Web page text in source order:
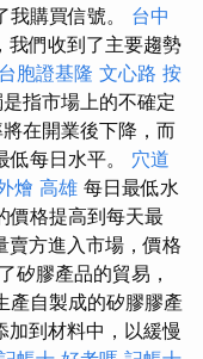
購買信號。 台中
我們收到了主要趨勢
台胞證基隆 文心路 按
指市場上的不確定
在開業後下降，而
低每日水平。 穴道
燴 高雄 每日最低水
價格提高到每天最
賣方進入市場，價格
矽膠產品的貿易，
產自製成的矽膠膠產
加到材料中，以緩慢